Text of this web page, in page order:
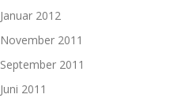
Januar 2012
November 2011
September 2011
Juni 2011